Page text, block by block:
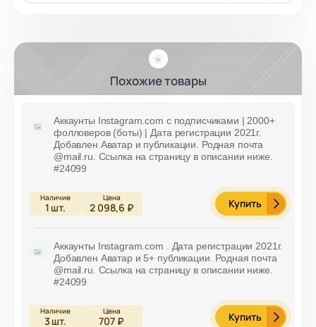
Похожие товары
Аккаунты Instagram.com с подписчиками | 2000+
фолловеров (боты) | Дата регистрации 2021г.
Добавлен Аватар и публикации. Родная почта
@mail.ru. Ссылка на страницу в описании ниже.
#24099
1 шт. 2 098,6 ₽ Купить
Аккаунты Instagram.com . Дата регистрации 2021г.
Добавлен Аватар и 5+ публикации. Родная почта
@mail.ru. Ссылка на страницу в описании ниже.
#24099
3шт. 707 ₽ Купить